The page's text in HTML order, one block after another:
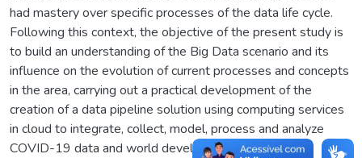
had mastery over specific processes of the data life cycle.
Following this context, the objective of the present study is
to build an understanding of the Big Data scenario and its
influence on the evolution of current processes and concepts
in the area, carrying out a practical development of the
creation of a data pipeline solution using computing services
in cloud to integrate, collect, model, process and analyze
COVID-19 data and world development indicators.